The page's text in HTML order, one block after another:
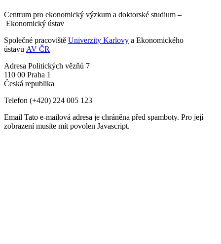
Centrum pro ekonomický výzkum a doktorské studium –
Ekonomický ústav
Společné pracoviště Univerzity Karlovy a Ekonomického
ústavu AV ČR
Adresa Politických vězňů 7
110 00 Praha 1
Česká republika
Telefon (+420) 224 005 123
Email Tato e-mailová adresa je chráněna před spamboty. Pro její
zobrazení musíte mít povolen Javascript.